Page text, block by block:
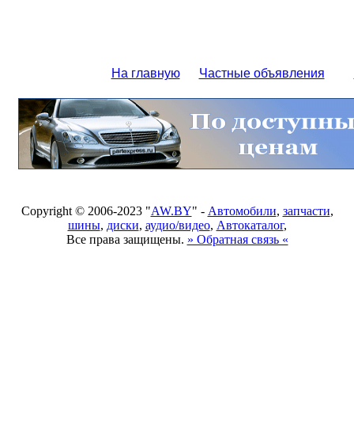
На главную Частные объявления
Copyright © 2006-2023 "AW.BY" - Автомобили, запчасти,
шины, диски, аудио/видео, Автокаталог,
Все права защищены. » Обратная связь «